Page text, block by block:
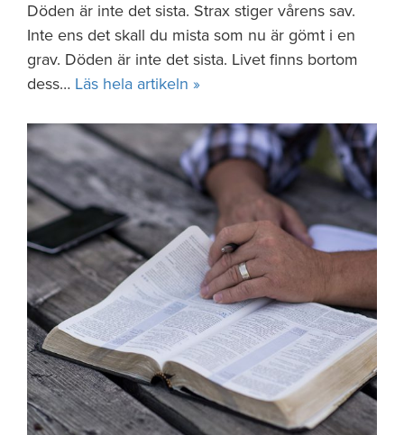
Döden är inte det sista. Strax stiger vårens sav.
Inte ens det skall du mista som nu är gömt i en
grav. Döden är inte det sista. Livet finns bortom
dess… Läs hela artikeln »